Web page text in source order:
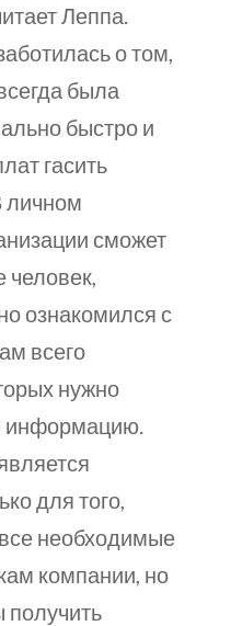
Леппа.
о том,
была
быстро и
гасить
сможет
человек,
ознакомился с
всего
нужно
информацию.
для того,
необходимые
компании, но
получить